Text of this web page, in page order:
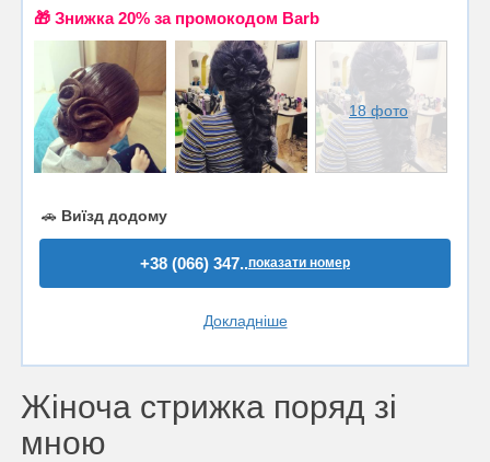
🎁 Знижка 20% за промокодом Barb
18 фото
🚗 Виїзд додому
+38 (066) 347..показати номер
Докладніше
Жіноча стрижка поряд зі
мною